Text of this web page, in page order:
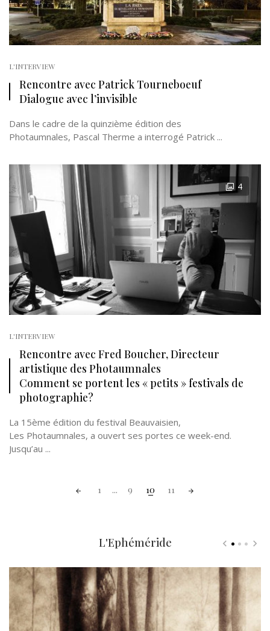
L'INTERVIEW
Rencontre avec Patrick Tourneboeuf
Dialogue avec l’invisible
Dans le cadre de la quinzième édition des
Photaumnales, Pascal Therme a interrogé Patrick ...
4
L'INTERVIEW
Rencontre avec Fred Boucher, Directeur
artistique des Photaumnales
Comment se portent les « petits » festivals de
photographie?
La 15ème édition du festival Beauvaisien,
Les Photaumnales, a ouvert ses portes ce week-end.
Jusqu’au ...
1 ... 9 10 11
L'Ephéméride